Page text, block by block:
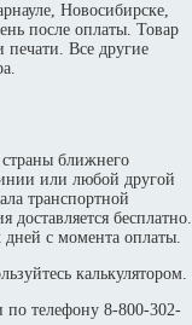
Новосибирске,
после оплаты. Товар
печати. Все другие
ближнего
или любой другой
транспортной
бесплатно.
дней с момента оплаты.
калькулятором.
по телефону 8-800-302-